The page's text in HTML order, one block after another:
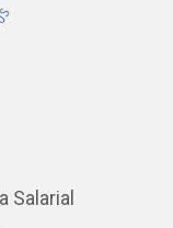
Salarial